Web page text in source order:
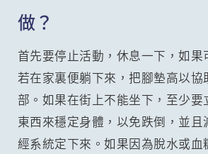
做？
首先要停止活動，休息一下，如果
若在家裏便躺下來，把腳墊高以協
部。如果在街上不能坐下，至少要
東西來穩定身體，以免跌倒，並且
經系統定下來。如果因為脫水或血